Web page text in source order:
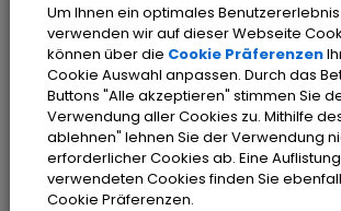
Löschgruppe Hartlanden
Fahrezugausstattung: 1 x
Mannschaftstransportwagen
96135Stegaurach-Hartlanden
Um Ihnen ein optimales
verwenden wir auf dieser Webseite
können über die Cookie Präferenzen
Cookie Auswahl anpassen. Durch das
Buttons "Alle akzeptieren" stimmen Sie
Verwendung aller Cookies zu. Mithilfe
ablehnen" lehnen Sie der Verwendung
erforderlicher Cookies ab. Eine
verwendeten Cookies finden Sie
Cookie Präferenzen.